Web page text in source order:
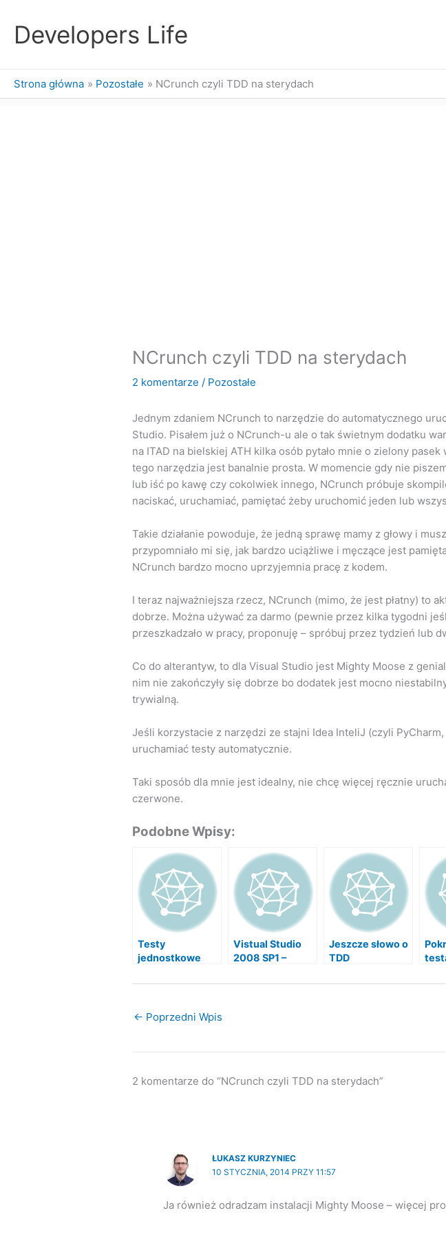
treściDevelopers Life
Strona główna Pozostałe NCrunch czyli TDD na sterydach
NCrunch czyli TDD na sterydach
2 komentarze / Pozostałe
Jednym zdaniem NCrunch to narzędzie do automatycznego
Studio. Pisałem już o NCrunch-u ale o tak świetnym dodatku
na ITAD na bielskiej ATH kilka osób pytało mnie o zielony
tego narzędzia jest banalnie prosta. W momencie gdy nie
lub iść po kawę czy cokolwiek innego, NCrunch próbuje
naciskać, uruchamiać, pamiętać żeby uruchomić jeden lub
Takie działanie powoduje, że jedną sprawę mamy z głowy i
przypomniało mi się, jak bardzo uciążliwe i męczące jest
NCrunch bardzo mocno uprzyjemnia pracę z kodem.
I teraz najważniejsza rzecz, NCrunch (mimo, że jest płatny) to
dobrze. Można używać za darmo (pewnie przez kilka tygodni
przeszkadzało w pracy, proponuję – spróbuj przez tydzień lub
Co do alterantyw, to dla Visual Studio jest Mighty Moose z
nim nie zakończyły się dobrze bo dodatek jest mocno
trywialną.
Jeśli korzystacie z narzędzi ze stajni Idea InteliJ (czyli
uruchamiać testy automatycznie.
Taki sposób dla mnie jest idealny, nie chcę więcej ręcznie
czerwone.
Podobne Wpisy:
Testy
jednostkowe
driven
Vistual Studio
2008 SP1 –
dodaniem
Jeszcze słowo o
TDD
a i
← Poprzedni Wpis
2 komentarze do “NCrunch czyli TDD na sterydach”
ŁUKASZ KURZYNIEC
10 STYCZNIA, 2014 PRZY 11:57
Ja również odradzam instalacji Mighty Moose – więcej